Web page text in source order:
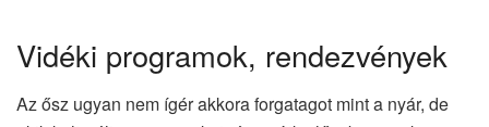
Vidéki programok, rendezvények
Az ősz ugyan nem ígér akkora forgatagot mint a nyár, de